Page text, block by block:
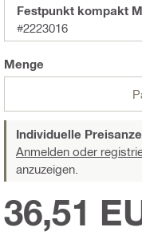
Festpunkt kompakt
#2223016
Menge
Individuelle
Anmelden oder
anzuzeigen.
36,51